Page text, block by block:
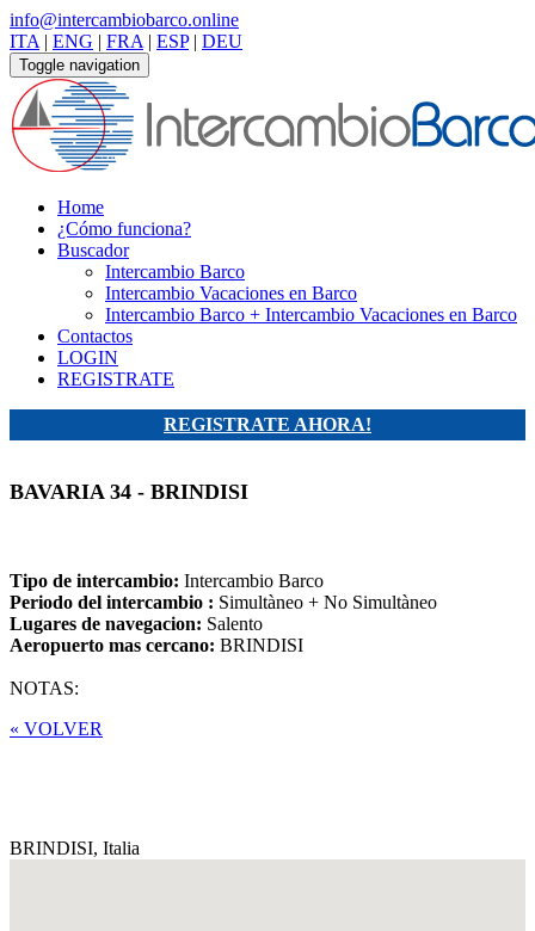
info@intercambiobarco.online
ITA | ENG | FRA | ESP| DEU
Toggle navigation
Home
¿Cómo funciona?
Buscador
Intercambio Barco
Intercambio Vacaciones en Barco
Intercambio Barco + Intercambio Vacaciones en Barco
Contactos
LOGIN
REGISTRATE
REGISTRATE AHORA!
BAVARIA 34 - BRINDISI
Tipo de intercambio: Intercambio Barco
Periodo del intercambio : Simultàneo + No Simultàneo
Lugares de navegacion: Salento
Aeropuerto mas cercano: BRINDISI
NOTAS:
« VOLVER
BRINDISI, Italia